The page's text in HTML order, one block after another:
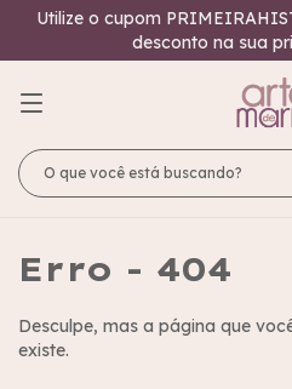
Utilize o cupom
desconto na sua
Erro - 404
Desculpe, mas a página que
existe.